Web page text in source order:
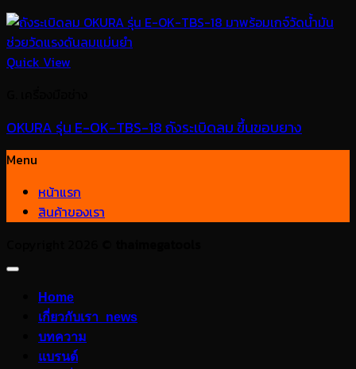
Quick View
OKURA รุ่น E-OK-TBS-18 ถังระเบิดลม ขึ้นขอบยาง
Menu
หน้าแรก
สินค้าของเรา
Home
เกี่ยวกับเรา_news
บทความ
แบรนด์